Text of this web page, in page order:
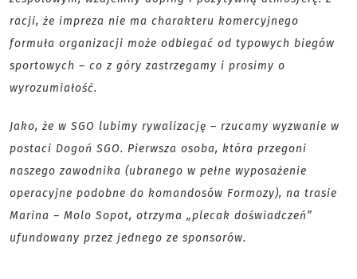
racji, że impreza nie ma charakteru komercyjnego
formuła organizacji może odbiegać od typowych biegów
sportowych – co z góry zastrzegamy i prosimy o
wyrozumiałość.
Jako, że w SGO lubimy rywalizację – rzucamy wyzwanie w
postaci Dogoń SGO. Pierwsza osoba, która przegoni
naszego zawodnika (ubranego w pełne wyposażenie
operacyjne podobne do komandosów Formozy), na trasie
Marina – Molo Sopot, otrzyma „plecak doświadczeń”
ufundowany przez jednego ze sponsorów.